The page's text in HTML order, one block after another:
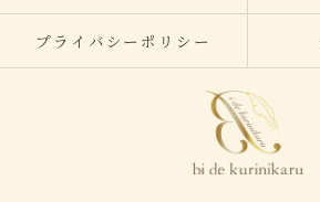
プライバシーポリシー